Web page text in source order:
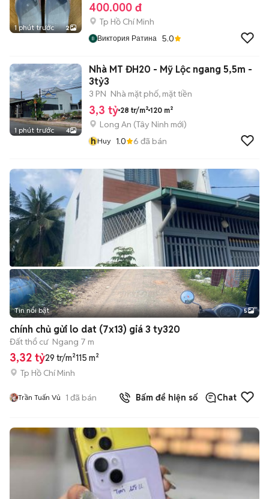
1 phút trước 2
400.000 đ
Tp Hồ Chí Minh
Виктория Ратина 5.0
1 phút trước 4
Nhà MT ĐH20 - Mỹ Lộc ngang 5,5m -
3tỷ3
3 PN Nhà mặt phố, mặt tiền
3,3 tỷ 28 tr/m² 120 m²
Long An (Tây Ninh mới)
hHuy 1.0 6 đã bán
Tin nổi bật 5
chính chủ gửi lo dat (7x13) giá 3 ty320
Đất thổ cư Ngang 7 m
3,32 tỷ29 tr/m²115 m²
Tp Hồ Chí Minh
Trần Tuấn Vủ 1 đã bán Bấm để hiện số Chat